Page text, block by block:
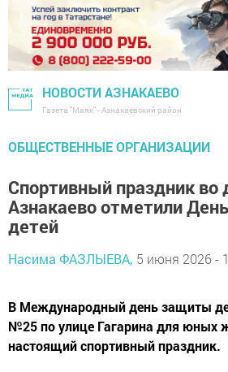
НОВОСТИ АЗНАКАЕВО
Газета "Маяк" - Азнакаевский район
ОБЩЕСТВЕННЫЕ ОРГАНИЗАЦИИ
Спортивный праздник во
Азнакаево отметили
детей
Насима ФАЗЛЫЕВА, 5 июня 2026 -
В Международный день защиты
№25 по улице Гагарина для юных
настоящий спортивный праздник.